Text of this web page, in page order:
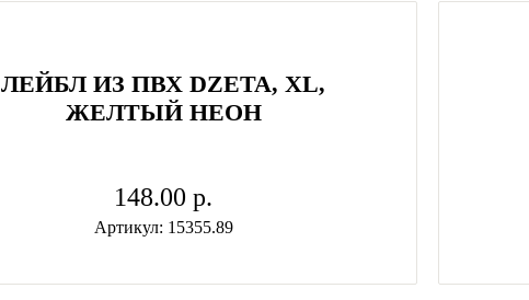
ЛЕЙБЛ ИЗ ПВХ DZETA, ХL,
ЖЕЛТЫЙ НЕОН
148.00 p.
Артикул: 15355.89